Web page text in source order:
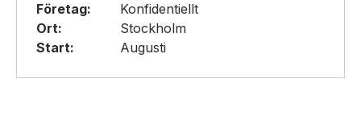
Företag:
Konfidentiellt
Ort:
Stockholm
Start:
Augusti